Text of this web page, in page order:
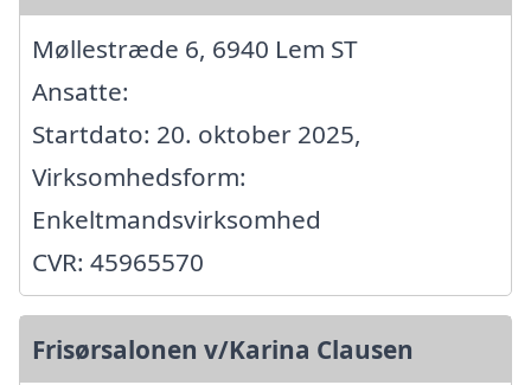
Møllestræde 6, 6940 Lem ST
Ansatte:
Startdato: 20. oktober 2025,
Virksomhedsform:
Enkeltmandsvirksomhed
CVR: 45965570
Frisørsalonen v/Karina Clausen